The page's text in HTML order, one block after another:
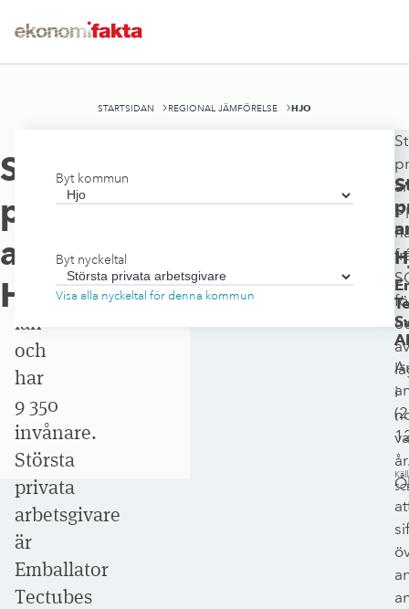
STARTSIDAN REGIONAL JÄMFÖRELSE HJO
Största
privata
arbetsgivare
Hjo
kommun
ligger
Västra
Götalands
län
och
har
9 350
invånare.
Största
privata
arbetsgivare
är
Emballator
Tectubes
Byt kommun
Byt nyckeltal
Visa alla nyckeltal för denna kommun
(
i
år.